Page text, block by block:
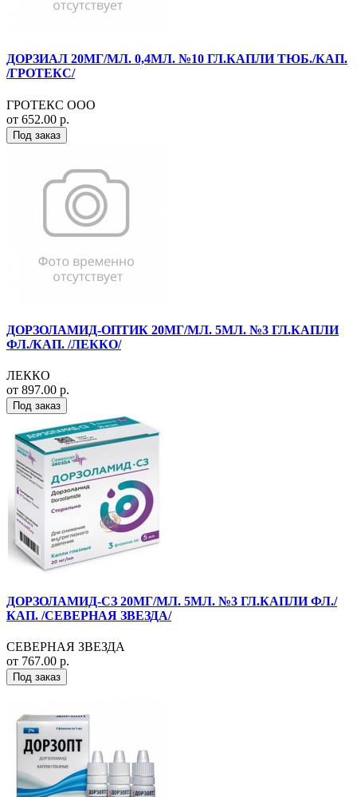
ДОРЗИАЛ 20МГ/МЛ. 0,4МЛ. №10 ГЛ.КАПЛИ ТЮБ./КАП.
/ГРОТЕКС/
ГРОТЕКС ООО
от 652.00 р.
Под заказ
ДОРЗОЛАМИД-ОПТИК 20МГ/МЛ. 5МЛ. №3 ГЛ.КАПЛИ
ФЛ./КАП. /ЛЕККО/
ЛЕККО
от 897.00 р.
Под заказ
ДОРЗОЛАМИД-СЗ 20МГ/МЛ. 5МЛ. №3 ГЛ.КАПЛИ ФЛ./
КАП. /СЕВЕРНАЯ ЗВЕЗДА/
СЕВЕРНАЯ ЗВЕЗДА
от 767.00 р.
Под заказ